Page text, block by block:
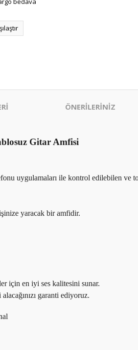
ÖNERİLERİNİZ
Gitar Amfisi
uygulamaları ile kontrol edilebilen ve
yaracak bir amfidir.
için en iyi ses kalitesini sunar.
garanti ediyoruz.